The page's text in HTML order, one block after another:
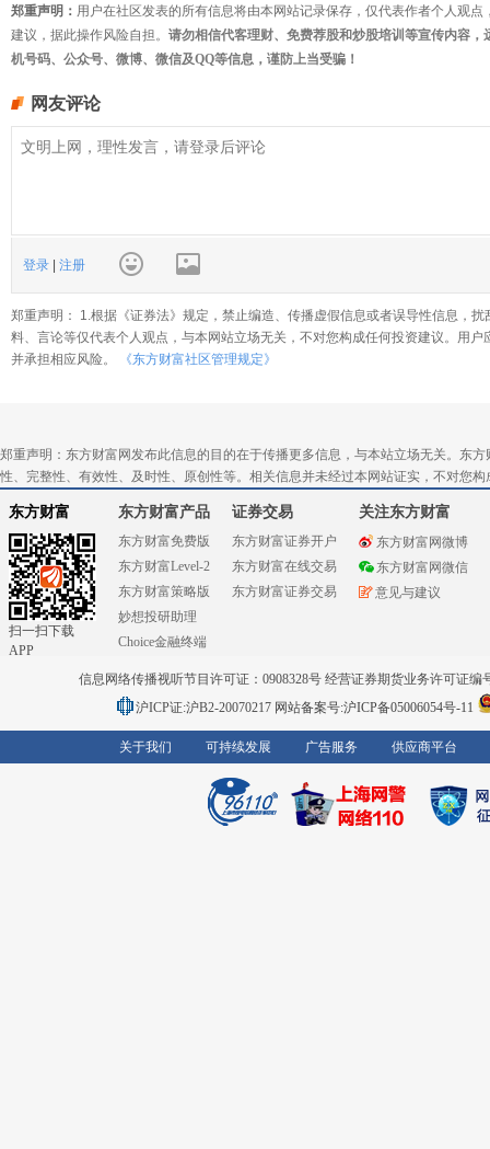
郑重声明： 用户在社区发表的所有信息将由本网站记录保存，仅代表作者个人观
建议，据此操作风险自担。 请勿相信代客理财、免费荐股和炒股培训等宣传内容
机号码、公众号、微博、微信及QQ等信息，谨防上当受骗！
网友评论
登录 注册
郑重声明： 1.根据《证券法》规定，禁止编造、传播虚假信息或者误导性信息，
料、言论等仅代表个人观点，与本网站立场无关，不对您构成任何投资建议。用
并承担相应风险。
《东方财富社区管理规定》
郑重声明：东方财富网发布此信息的目的在于传播更多信息，与本站立场无关。东
性、完整性、有效性、及时性、原创性等。相关信息并未经过本网站证实，不对您
东方财富
扫一扫下载
APP
东方财富产品
东方财富免费版
东方财富Level-2
东方财富策略版
妙想投研助理
Choice金融终端
证券交易
东方财富证券开户
东方财富在线交易
东方财富证券交易
关注东方财富
东方财富网微博
东方财富网微信
意见与建议
信息网络传播视听节目许可证：0908328号 经营证券期货业务许可证编
沪ICP证:沪B2-20070217 网站备案号:沪ICP备05006054号-11
关于我们 可持续发展 广告服务 供应商平台